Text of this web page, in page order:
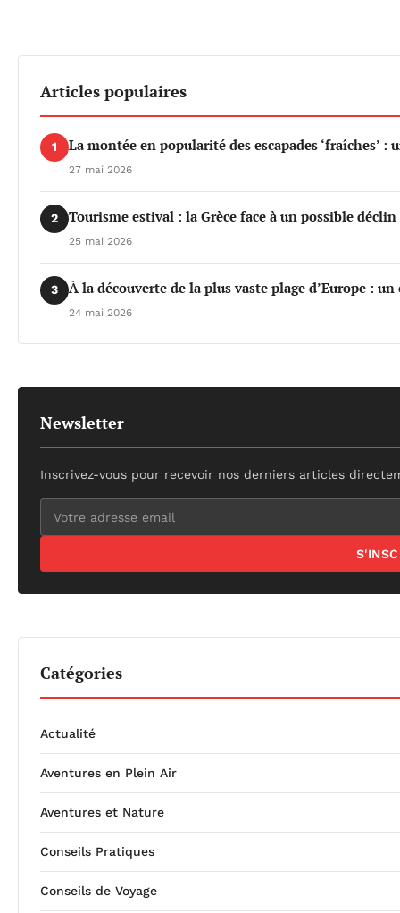
Articles populaires
1 La montée en popularité des escapades ‘fraîches’
27 mai 2026
2 Tourisme estival : la Grèce face à un possible déclin
25 mai 2026
3 À la découverte de la plus vaste plage d’Europe :
24 mai 2026
Newsletter
Inscrivez-vous pour recevoir nos derniers articles
Catégories
Actualité
Aventures en Plein Air
Aventures et Nature
Conseils Pratiques
Conseils de Voyage